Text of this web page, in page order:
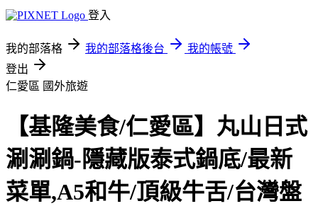
登入
我的部落格 我的部落格後台
我的帳號
登出
仁愛區 國外旅遊
【基隆美食/仁愛區】丸山日式
涮涮鍋-隱藏版泰式鍋底/最新
菜單,A5和牛/頂級牛舌/台灣盤